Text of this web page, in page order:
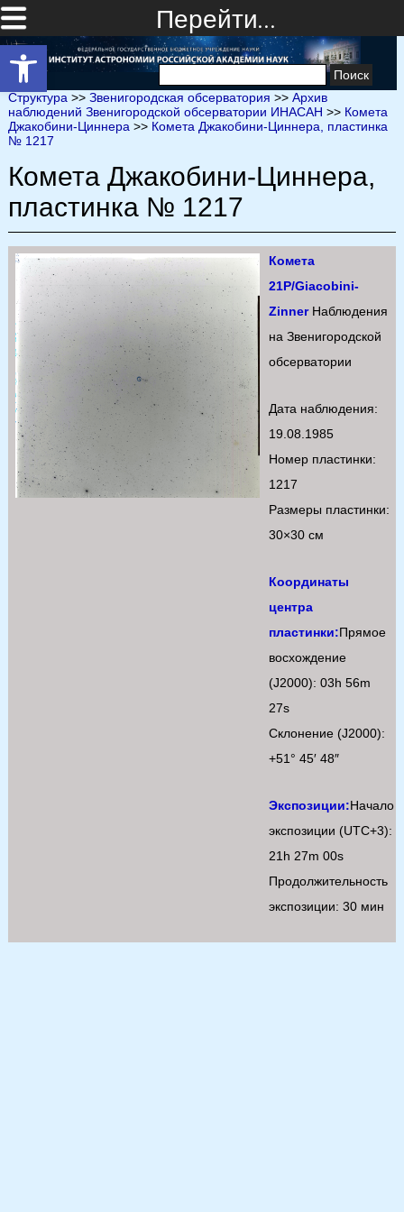
Открыть панель инструментов
Перейти…
Найти:
Структура >> Звенигородская обсерватория >> Архив
наблюдений Звенигородской обсерватории ИНАСАН >> Комета
Джакобини-Циннера >> Комета Джакобини-Циннера, пластинка
№ 1217
Комета Джакобини-Циннера,
пластинка № 1217
Комета
21P/Giacobini-
Zinner Наблюдения
на Звенигородской
обсерватории
Дата наблюдения:
19.08.1985
Номер пластинки:
1217
Размеры пластинки:
30×30 см
Координаты
центра
пластинки:Прямое
восхождение
(J2000): 03h 56m
27s
Склонение (J2000):
+51° 45′ 48″
Экспозиции:Начало
экспозиции (UTC+3):
21h 27m 00s
Продолжительность
экспозиции: 30 мин